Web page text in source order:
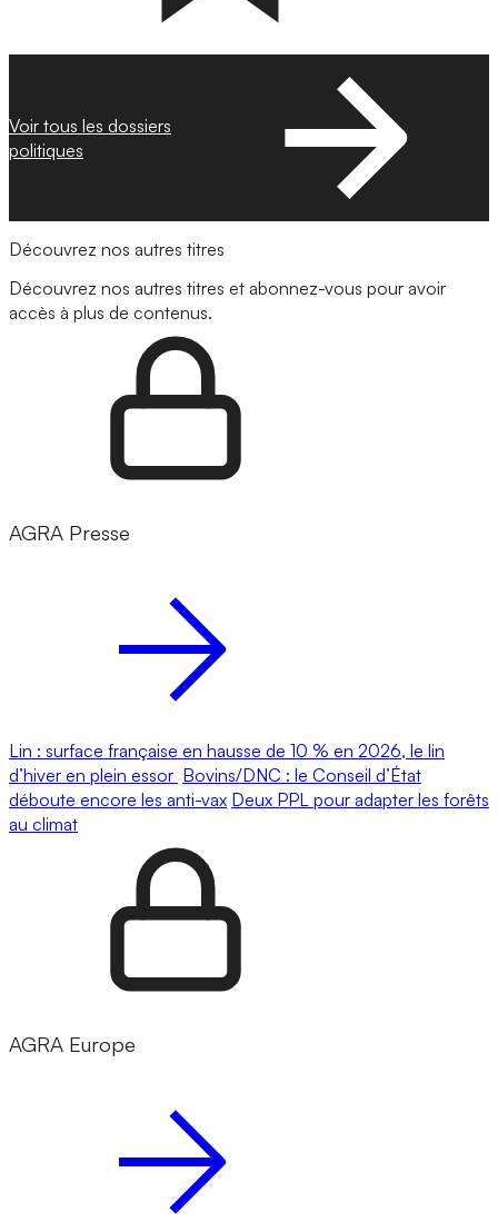
Voir tous les dossiers
politiques
Découvrez nos autres titres
Découvrez nos autres titres et abonnez-vous pour avoir
accès à plus de contenus.
AGRA Presse
Lin : surface française en hausse de 10 % en 2026, le lin
d’hiver en plein essor Bovins/DNC : le Conseil d’État
déboute encore les anti-vax Deux PPL pour adapter les forêts
au climat
AGRA Europe